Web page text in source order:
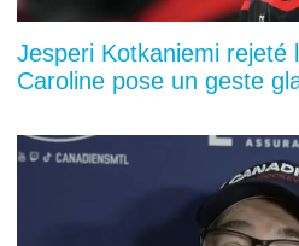
Jesperi Kotkaniemi rejeté
Caroline pose un geste